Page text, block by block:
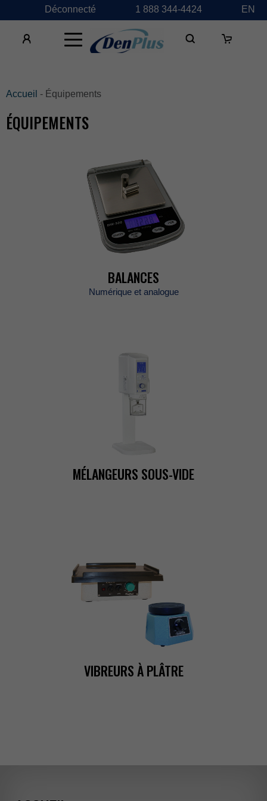
Déconnecté 1888344-4424 EN
×
Accueil -Équipements
ÉQUIPEMENTS
BALANCES
Numériqueetanalogue
MÉLANGEURSSOUS-VIDE
VIBREURSÀPLÂTRE